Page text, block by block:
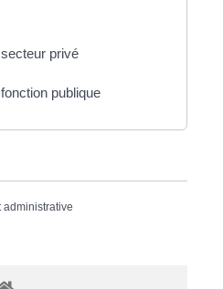
privé
publique
administrative